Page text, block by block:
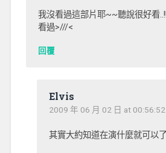
我沒看過這部片耶~~聽說很好看
看過>///<
回覆
Elvis
2009 年 06 月 02 日 at 00:56:52
其實大約知道在演什麼就可以